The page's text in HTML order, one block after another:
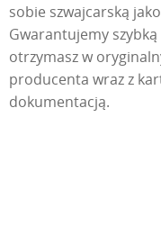
sobie szwajcarską
Gwarantujemy
otrzymasz w
producenta wraz z
dokumentacją.